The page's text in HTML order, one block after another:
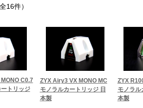
16件）
C0.7
トリッジ
ZYX Airy3 VX MONO MC
モノラルカートリッジ 日
本製
ZYX
モノラル
本製